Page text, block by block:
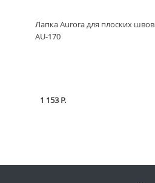
Лапка Aurora для плоских швов
AU-170
1 153 Р.